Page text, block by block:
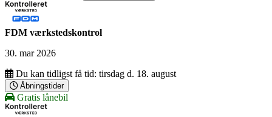
FDM værkstedskontrol
30. mar 2026
Du kan tidligst få tid: tirsdag d. 18. august
Åbningstider
Gratis lånebil